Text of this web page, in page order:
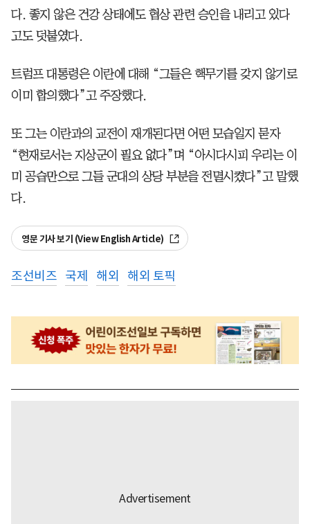
다. 좋지 않은 건강 상태에도 협상 관련 승인을 내리고 있다
고도 덧붙였다.
트럼프 대통령은 이란에 대해 “그들은 핵무기를 갖지 않기로
이미 합의했다”고 주장했다.
또 그는 이란과의 교전이 재개된다면 어떤 모습일지 묻자
“현재로서는 지상군이 필요 없다”며 “아시다시피 우리는 이
미 공습만으로 그들 군대의 상당 부분을 전멸시켰다”고 말했
다.
영문 기사 보기 (View English Article)
조선비즈 국제 해외 해외 토픽